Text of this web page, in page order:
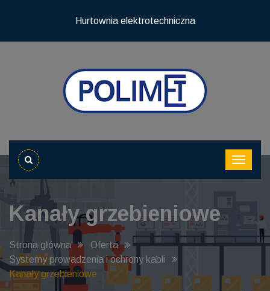
Hurtownia elektrotechniczna
Kanały grzebieniowe
Strona główna
Oferta
Systemy prowadzenia i ochrony kabli
Kanały grzebieniowe